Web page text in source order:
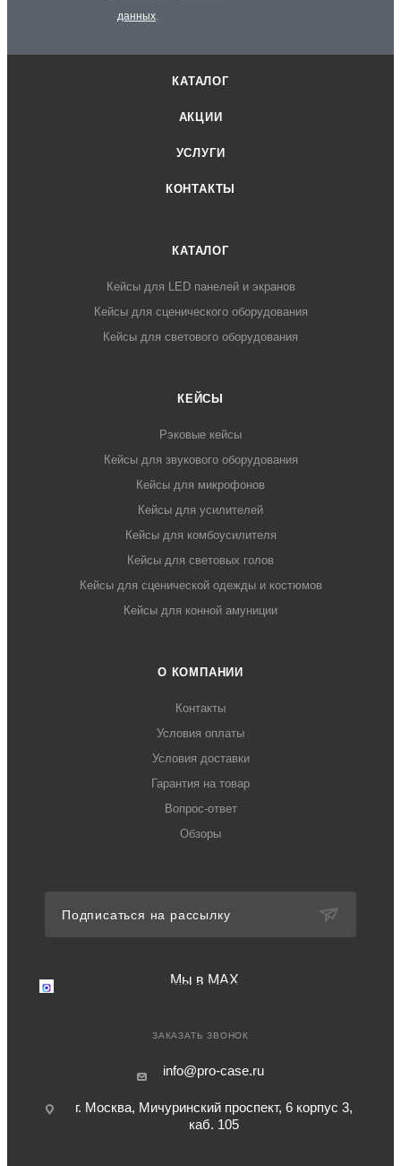
данных.
КАТАЛОГ
АКЦИИ
УСЛУГИ
КОНТАКТЫ
КАТАЛОГ
Кейсы для LED панелей и экранов
Кейсы для сценического оборудования
Кейсы для светового оборудования
КЕЙСЫ
Рэковые кейсы
Кейсы для звукового оборудования
Кейсы для микрофонов
Кейсы для усилителей
Кейсы для комбоусилителя
Кейсы для световых голов
Кейсы для сценической одежды и костюмов
Кейсы для конной амуниции
О КОМПАНИИ
Контакты
Условия оплаты
Условия доставки
Гарантия на товар
Вопрос-ответ
Обзоры
Подписаться на рассылку
Мы в MAX
Мы в MAX
Перейдите в мессенджер MAX
ЗАКАЗАТЬ ЗВОНОК
info@pro-case.ru
г. Москва, Мичуринский проспект, 6 корпус 3,
каб. 105